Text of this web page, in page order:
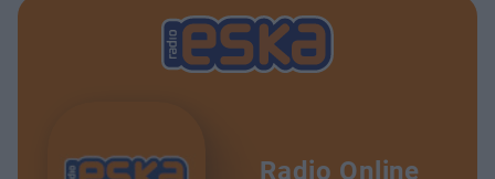
Radio Online